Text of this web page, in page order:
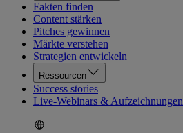
Fakten finden
Content stärken
Pitches gewinnen
Märkte verstehen
Strategien entwickeln
Ressourcen
Success stories
Live-Webinars & Aufzeichnungen